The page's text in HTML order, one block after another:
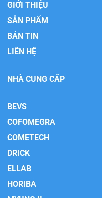
GIỚI THIỆU
SẢN PHẨM
BẢN TIN
LIÊN HỆ
NHÀ CUNG CẤP
BEVS
COFOMEGRA
COMETECH
DRICK
ELLAB
HORIBA